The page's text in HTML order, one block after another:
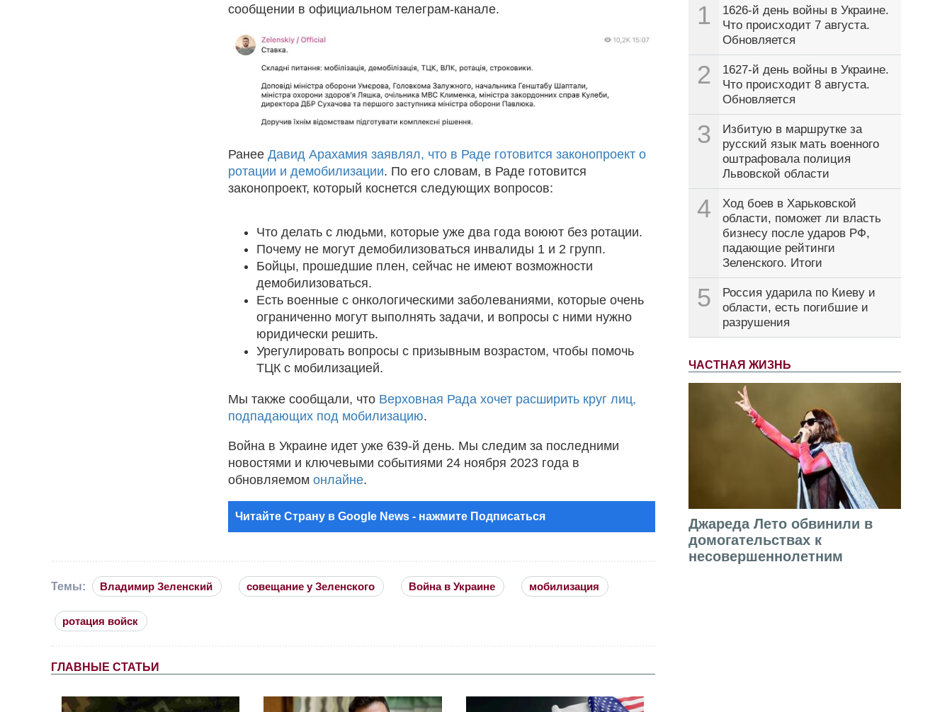
1
1626-й день войны в Украине.
Что происходит 7 августа.
Обновляется
2
1627-й день войны в Украине.
Что происходит 8 августа.
Обновляется
3
Избитую в маршрутке за
русский язык мать военного
оштрафовала полиция
Львовской области
4
Ход боев в Харьковской
области, поможет ли власть
бизнесу после ударов РФ,
падающие рейтинги
Зеленского. Итоги
5
Россия ударила по Киеву и
области, есть погибшие и
разрушения
ЧАСТНАЯ ЖИЗНЬ
Джареда Лето обвинили в
домогательствах к
несовершеннолетним
сообщении в официальном телеграм-канале.
Ранее Давид Арахамия заявлял, что в Раде готовится законопроект о
ротации и демобилизации. По его словам, в Раде готовится
законопроект, который коснется следующих вопросов:
Что делать с людьми, которые уже два года воюют без ротации.
Почему не могут демобилизоваться инвалиды 1 и 2 групп.
Бойцы, прошедшие плен, сейчас не имеют возможности
демобилизоваться.
Есть военные с онкологическими заболеваниями, которые очень
ограниченно могут выполнять задачи, и вопросы с ними нужно
юридически решить.
Урегулировать вопросы с призывным возрастом, чтобы помочь
ТЦК с мобилизацией.
Мы также сообщали, что Верховная Рада хочет расширить круг лиц,
подпадающих под мобилизацию.
Война в Украине идет уже 639-й день. Мы следим за последними
новостями и ключевыми событиями 24 ноября 2023 года в
обновляемом онлайне.
Читайте Страну в Google News - нажмите Подписаться
Темы: Владимир Зеленский совещание у Зеленского Война в Украине мобилизация
ротация войск
ГЛАВНЫЕ СТАТЬИ